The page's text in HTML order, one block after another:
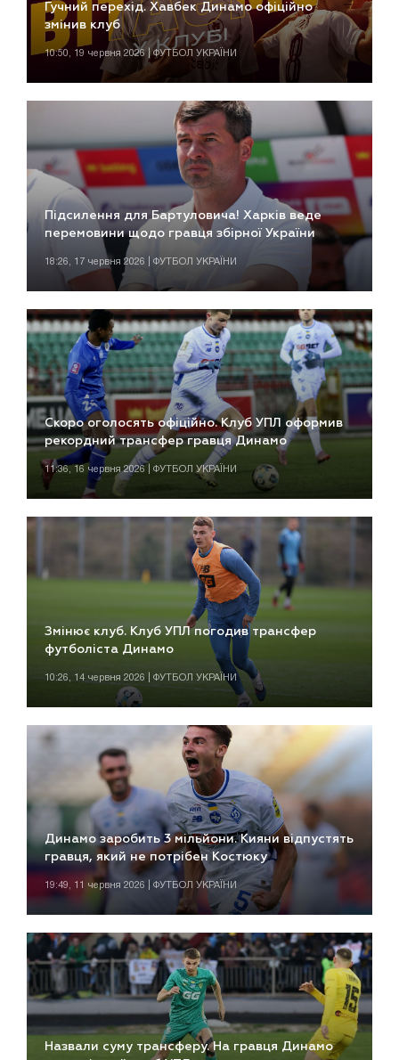
Гучний перехід. Хавбек Динамо офіційно
змінив клуб
10:50, 19 червня 2026 | ФУТБОЛ УКРАЇНИ
Підсилення для Бартуловича! Харків веде
перемовини щодо гравця збірної України
18:26, 17 червня 2026 | ФУТБОЛ УКРАЇНИ
Скоро оголосять офіційно. Клуб УПЛ оформив
рекордний трансфер гравця Динамо
11:36, 16 червня 2026 | ФУТБОЛ УКРАЇНИ
Змінює клуб. Клуб УПЛ погодив трансфер
футболіста Динамо
10:26, 14 червня 2026 | ФУТБОЛ УКРАЇНИ
Динамо заробить 3 мільйони. Кияни відпустять
гравця, який не потрібен Костюку
19:49, 11 червня 2026 | ФУТБОЛ УКРАЇНИ
Назвали суму трансферу. На гравця Динамо